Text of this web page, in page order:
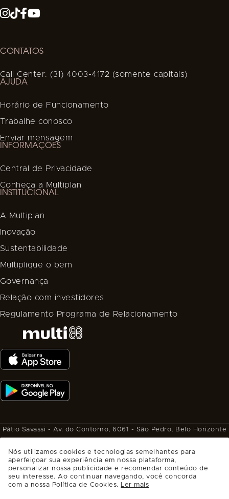
CONTATOS
Call Center: (31) 4003-4172 (somente capitais)
AJUDA
Horário de Funcionamento
Trabalhe conosco
Enviar mensagem
INFORMAÇÕES
Central de Privacidade
Conheça a Multiplan
INSTITUCIONAL
A Multiplan
Inovação
Sustentabilidade
Multiplique o bem
Governança
Relação com investidores
Regulamento Programa de Relacionamento
Pátio Savassi - Av. do Contorno, 6061 - São Pedro, Belo Horizonte
SAIBA COMO CHEGAR
Administrado por
Nós utilizamos cookies e tecnologias semelhantes para
aperfeiçoar sua experiência em nossa plataforma,
personalizar nossa publicidade e recomendar conteúdo de
seu interesse. Ao continuar navegando, você concorda
com a nossa Política de Cookies. Ler mais